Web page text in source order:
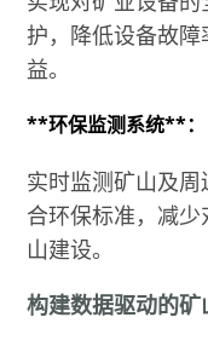
护，降低设备故
益。
**环保监测系统**：
实时监测矿山及
合环保标准，减
山建设。
构建数据驱动的矿